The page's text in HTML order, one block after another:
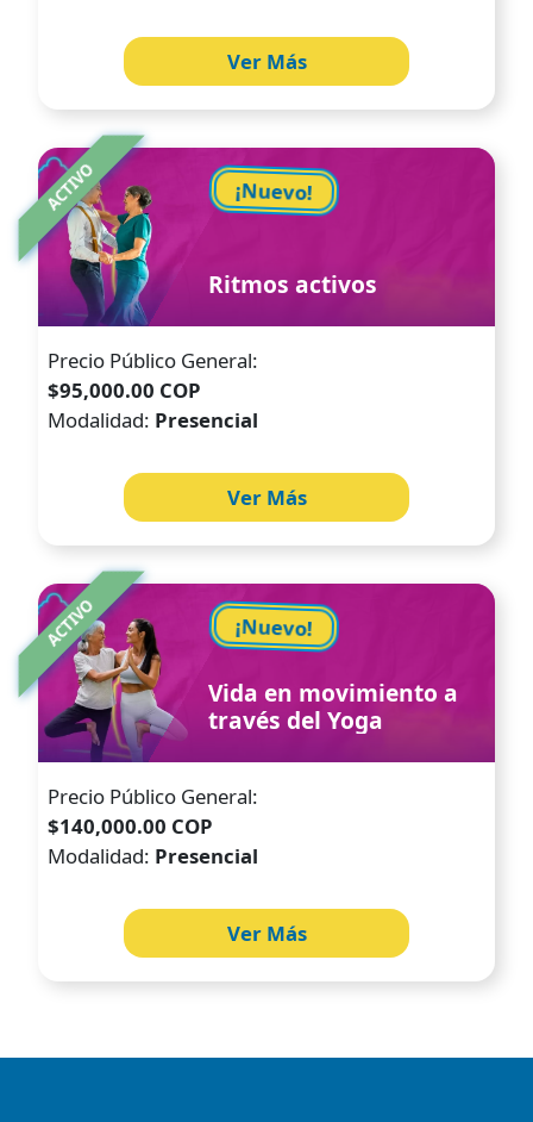
Ver Más
ACTIVO ¡Nuevo!
Image
Ritmos activos
Precio Público General:
$95,000.00 COP
Modalidad: Presencial
Ver Más
ACTIVO ¡Nuevo!
Image
Vida en movimiento a
través del Yoga
Precio Público General:
$140,000.00 COP
Modalidad: Presencial
Ver Más